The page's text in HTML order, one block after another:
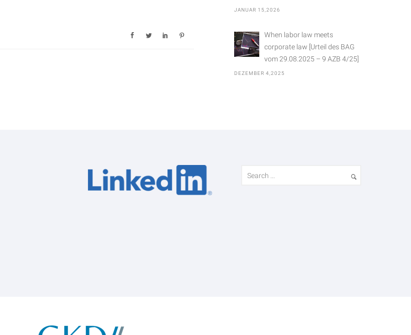
JANUAR 15,2026
When labor law meets
corporate law [Urteil des BAG
vom 29.08.2025 – 9 AZB 4/25]
DEZEMBER 4,2025